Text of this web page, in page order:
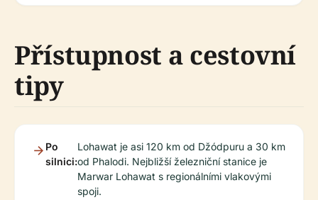
Přístupnost a cestovní
tipy
Po
silnici:
Lohawat je asi 120 km od Džódpuru a 30 km
od Phalodi. Nejbližší železniční stanice je
Marwar Lohawat s regionálními vlakovými
spoji.